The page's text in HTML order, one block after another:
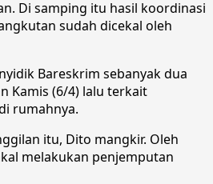
Di samping itu hasil koordinasi
sudah dicekal oleh
Bareskrim sebanyak dua
Kamis (6/4) lalu terkait
rumahnya.
itu, Dito mangkir. Oleh
melakukan penjemputan